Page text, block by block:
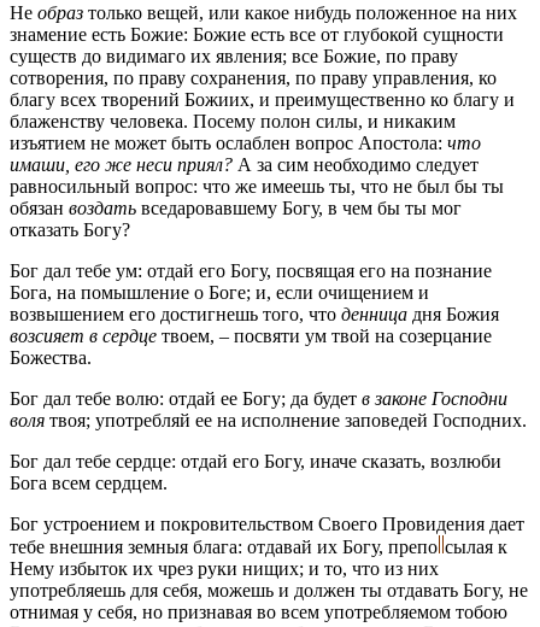
Не образ только вещей, или какое нибудь положенное на них
знамение есть Божие: Божие есть все от глубокой сущности
существ до видимаго их явления; все Божие, по праву
сотворения, по праву сохранения, по праву управления, ко
благу всех творений Божиих, и преимущественно ко благу и
блаженству человека. Посему полон силы, и никаким
изъятием не может быть ослаблен вопрос Апостола: что
имаши, его же неси приял? А за сим необходимо следует
равносильный вопрос: что же имеешь ты, что не был бы ты
обязан воздать вседаровавшему Богу, в чем бы ты мог
отказать Богу?
Бог дал тебе ум: отдай его Богу, посвящая его на познание
Бога, на помышление о Боге; и, если очищением и
возвышением его достигнешь того, что денница дня Божия
возсияет в сердце твоем, – посвяти ум твой на созерцание
Божества.
Бог дал тебе волю: отдай ее Богу; да будет в законе Господни
воля твоя; употребляй ее на исполнение заповедей Господних.
Бог дал тебе сердце: отдай его Богу, иначе сказать, возлюби
Бога всем сердцем.
Бог устроением и покровительством Своего Провидения дает
тебе внешния земныя блага: отдавай их Богу, препо сылая к
Нему избыток их чрез руки нищих; и то, что из них
употребляешь для себя, можешь и должен ты отдавать Богу, не
отнимая у себя, но признавая во всем употребляемом тобою